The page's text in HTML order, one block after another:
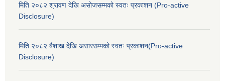
मिति २०८२ श्रावण देखि असोजसम्मको स्वतः प्रकाशन (Pro-active
Disclosure)
मिति २०८२ बैशाख देखि असारसम्मको स्वतः प्रकाशन(Pro-active
Disclosure)